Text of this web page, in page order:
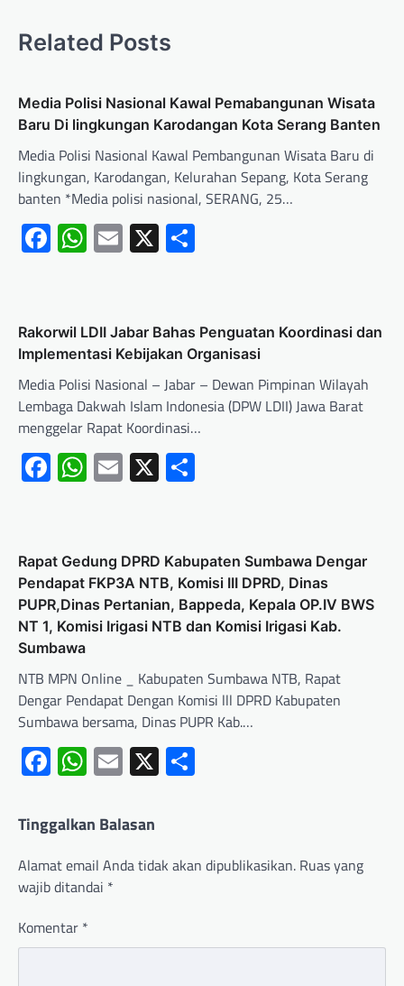
Related Posts
Media Polisi Nasional Kawal Pemabangunan Wisata
Baru Di lingkungan Karodangan Kota Serang Banten
Media Polisi Nasional Kawal Pembangunan Wisata Baru di
lingkungan, Karodangan, Kelurahan Sepang, Kota Serang
banten *Media polisi nasional, SERANG, 25…
Facebook
WhatsApp
Email
X
Rakorwil LDII Jabar Bahas Penguatan Koordinasi dan
Implementasi Kebijakan Organisasi
Media Polisi Nasional – Jabar – Dewan Pimpinan Wilayah
Lembaga Dakwah Islam Indonesia (DPW LDII) Jawa Barat
menggelar Rapat Koordinasi…
Facebook
WhatsApp
Email
X
Rapat Gedung DPRD Kabupaten Sumbawa Dengar
Pendapat FKP3A NTB, Komisi III DPRD, Dinas
PUPR,Dinas Pertanian, Bappeda, Kepala OP.IV BWS
NT 1, Komisi Irigasi NTB dan Komisi Irigasi Kab.
Sumbawa
NTB MPN Online _ Kabupaten Sumbawa NTB, Rapat
Dengar Pendapat Dengan Komisi lll DPRD Kabupaten
Sumbawa bersama, Dinas PUPR Kab.…
Facebook
WhatsApp
Email
X
Tinggalkan Balasan
Alamat email Anda tidak akan dipublikasikan. Ruas yang
wajib ditandai *
Komentar *